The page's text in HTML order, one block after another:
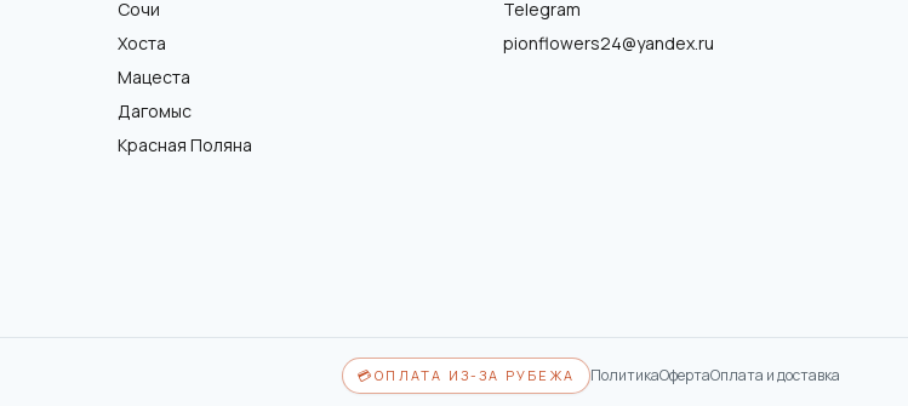
Сочи
Хоста
Мацеста
Дагомыс
Красная Поляна
Telegram
pionflowers24@yandex.ru
💳ОПЛАТА ИЗ-ЗА РУБЕЖА ПолитикаОфертаОплата и доставка